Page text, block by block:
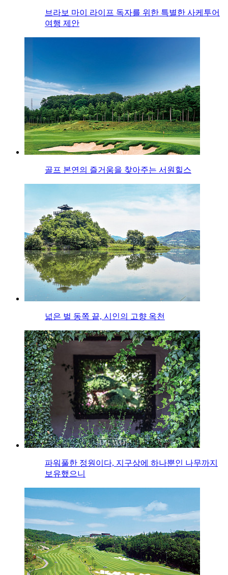
브라보 마이 라이프 독자를 위한 특별한 사케투어
여행 제안
골프 본연의 즐거움을 찾아주는 서원힐스
넓은 벌 동쪽 끝, 시인의 고향 옥천
파워풀한 정원이다, 지구상에 하나뿐인 나무까지
보유했으니